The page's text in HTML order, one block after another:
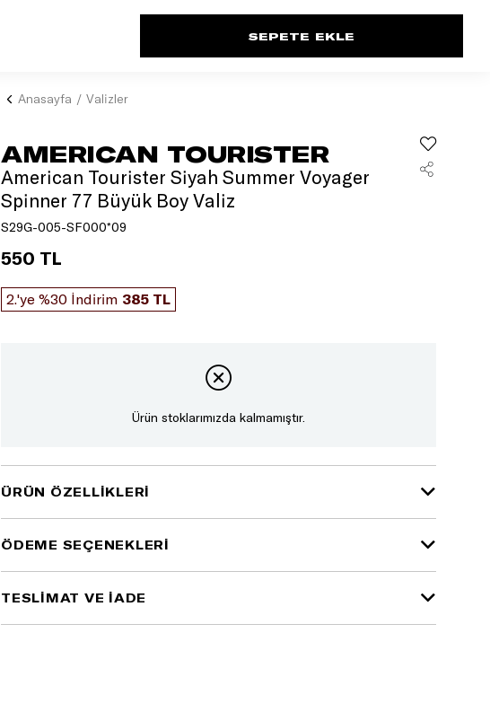
Anasayfa Valizler
AMERICAN TOURISTER
American Tourister Siyah Summer Voyager
Spinner 77 Büyük Boy Valiz
S29G-005-SF000*09
550 TL
2.'ye %30 İndirim 385 TL
Ürün stoklarımızda kalmamıştır.
ÜRÜN ÖZELLIKLERI
ÖDEME SEÇENEKLERI
TESLİMAT VE İADE